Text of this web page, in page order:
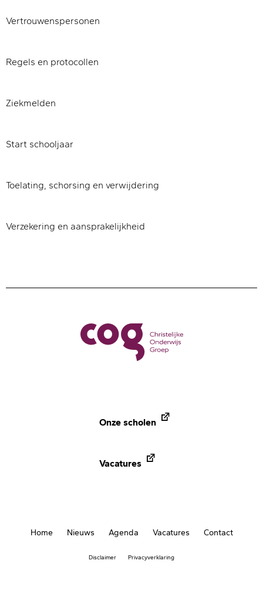
Vertrouwenspersonen
Regels en protocollen
Ziekmelden
Start schooljaar
Toelating, schorsing en verwijdering
Verzekering en aansprakelijkheid
Onze scholen
Vacatures
Home Nieuws Agenda Vacatures Contact
Footer
Disclaimer Privacyverklaring